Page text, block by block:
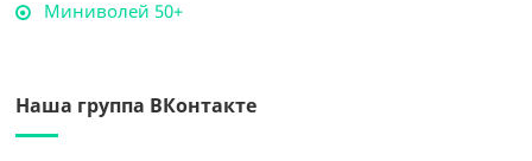
Миниволей 50+
Наша группа ВКонтакте